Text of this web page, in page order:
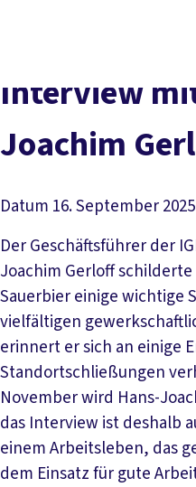
Interview
Joachim
Datum 16. September 2025
Der Geschäftsführer der
Joachim Gerloff
Sauerbier einige wichtige
vielfältigen
erinnert er sich an einige
Standortschließungen
November wird Hans-
das Interview ist deshalb
einem Arbeitsleben, das
dem Einsatz für gute